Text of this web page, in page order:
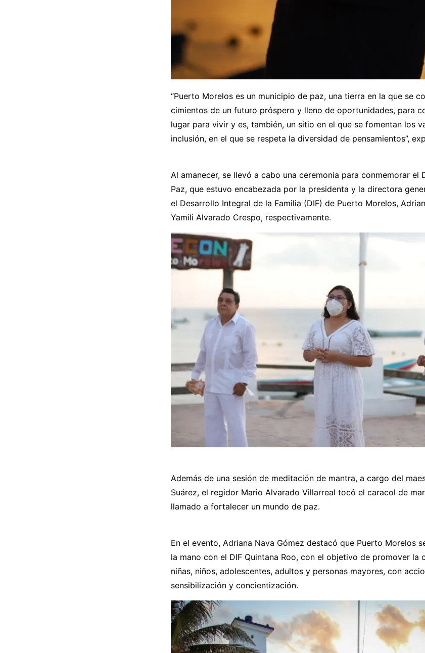
“Puerto Morelos es un municipio de paz, una tierra en la que se
cimientos de un futuro próspero y lleno de oportunidades, para
lugar para vivir y es, también, un sitio en el que se fomentan los
inclusión, en el que se respeta la diversidad de pensamientos”,
Al amanecer, se llevó a cabo una ceremonia para conmemorar el
Paz, que estuvo encabezada por la presidenta y la directora
el Desarrollo Integral de la Familia (DIF) de Puerto Morelos,
Yamili Alvarado Crespo, respectivamente.
Además de una sesión de meditación de mantra, a cargo del
Suárez, el regidor Mario Alvarado Villarreal tocó el caracol de
llamado a fortalecer un mundo de paz.
En el evento, Adriana Nava Gómez destacó que Puerto Morelos
la mano con el DIF Quintana Roo, con el objetivo de promover la
niñas, niños, adolescentes, adultos y personas mayores, con
sensibilización y concientización.